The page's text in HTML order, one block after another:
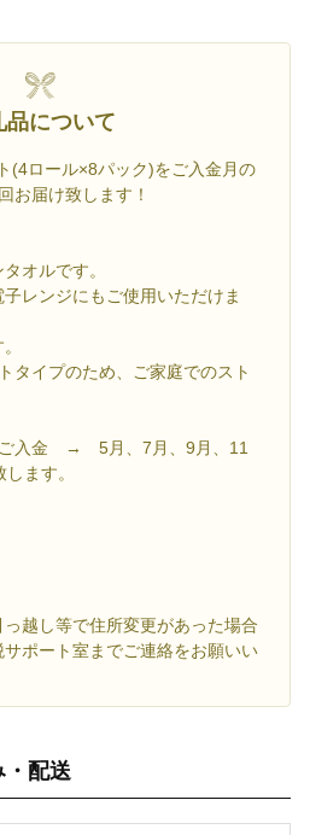
品について
(4ロール×8パック)をご入金月の
お届け致します！
オルです。
レンジにもご使用いただけま
タイプのため、ご家庭でのスト
ご入金 → 5月、7月、9月、11
ます。
越し等で住所変更があった場合
ポート室までご連絡をお願いい
・配送